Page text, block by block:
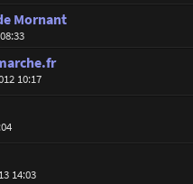
Mornant
10:17
14:03